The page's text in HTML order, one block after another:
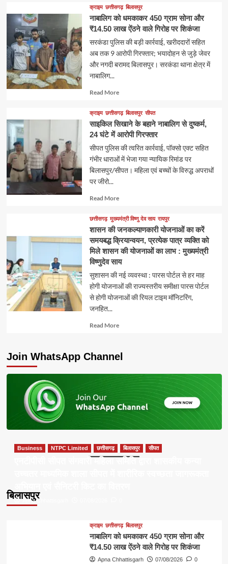
about
क्राइम छत्तीसगढ़ बिलासपुर
नाबालिग को धमकाकर 450 ग्राम सोना और
₹14.50 लाख ऐंठने वाले गिरोह पर शिकंजा
सरकंडा पुलिस की बड़ी कार्रवाई, खरीददारों सहित
अब तक 9 आरोपी गिरफ्तार; भयादोहन से जुड़े जेवर
और नगदी बरामद बिलासपुर। सरकंडा थाना क्षेत्र में
नाबालिग...
Read MoreRead
about
क्राइम छत्तीसगढ़ बिलासपुर सीपत
साइकिल सिखाने के बहाने नाबालिग से दुष्कर्म,
24 घंटे में आरोपी गिरफ्तार
सीपत पुलिस की त्वरित कार्रवाई, पॉक्सो एक्ट सहित
गंभीर धाराओं में भेजा गया न्यायिक रिमांड पर
बिलासपुर/सीपत। महिला एवं बच्चों के विरुद्ध अपराधों
पर जीरो...
Read MoreRead
about
छत्तीसगढ़ मुख्यमंत्री विष्णु देव साय रायपुर
शासन की जनकल्याणकारी योजनाओं का करें
समयबद्ध क्रियान्वयन, प्रत्येक पात्र व्यक्ति को
मिले शासन की योजनाओं का लाभ : मुख्यमंत्री
विष्णुदेव साय
सुशासन की नई व्यवस्था : पारस पोर्टल से हर माह
होगी योजनाओं की राज्यस्तरीय समीक्षा पारस पोर्टल
से होगी योजनाओं की रियल टाइम मॉनिटरिंग,
जनहित...
Read MoreRead
Join WhatsApp Channel
बिलासपुर
Business NTPC Limited छत्तीसगढ़ बिलासपुर सीपत
Apna Chhattisgarh
क्राइम छत्तीसगढ़ बिलासपुर
नाबालिग को धमकाकर 450 ग्राम सोना और
₹14.50 लाख ऐंठने वाले गिरोह पर शिकंजा
Apna Chhattisgarh 07/08/2026 0